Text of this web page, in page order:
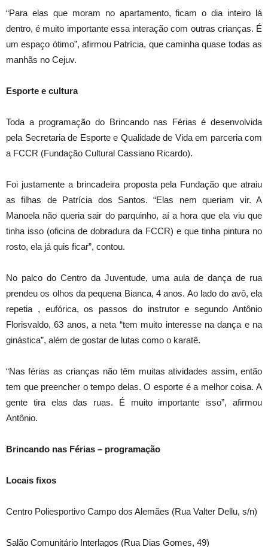
“Para elas que moram no apartamento, ficam o dia inteiro lá
dentro, é muito importante essa interação com outras crianças. É
um espaço ótimo”, afirmou Patrícia, que caminha quase todas as
manhãs no Cejuv.
Esporte e cultura
Toda a programação do Brincando nas Férias é desenvolvida
pela Secretaria de Esporte e Qualidade de Vida em parceria com
a FCCR (Fundação Cultural Cassiano Ricardo).
Foi justamente a brincadeira proposta pela Fundação que atraiu
as filhas de Patrícia dos Santos. “Elas nem queriam vir. A
Manoela não queria sair do parquinho, aí a hora que ela viu que
tinha isso (oficina de dobradura da FCCR) e que tinha pintura no
rosto, ela já quis ficar”, contou.
No palco do Centro da Juventude, uma aula de dança de rua
prendeu os olhos da pequena Bianca, 4 anos. Ao lado do avô, ela
repetia , eufórica, os passos do instrutor e segundo Antônio
Florisvaldo, 63 anos, a neta “tem muito interesse na dança e na
ginástica”, além de gostar de lutas como o karatê.
“Nas férias as crianças não têm muitas atividades assim, então
tem que preencher o tempo delas. O esporte é a melhor coisa. A
gente tira elas das ruas. É muito importante isso”, afirmou
Antônio.
Brincando nas Férias – programação
Locais fixos
Centro Poliesportivo Campo dos Alemães (Rua Valter Dellu, s/n)
Salão Comunitário Interlagos (Rua Dias Gomes, 49)